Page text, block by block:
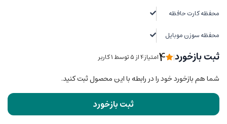
محفظه کارت حافظه
محفظه سوزن موبایل
ثبت بازخورد|
4امتیاز4 از ۵ توسط 1 کاربر
شما هم بازخورد خود را در رابطه با این محصول ثبت کنید.
ثبت بازخورد